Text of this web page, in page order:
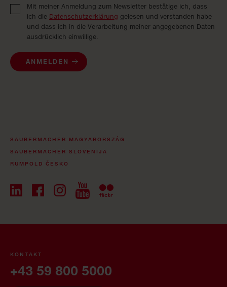
Mit meiner Anmeldung zum Newsletter bestätige ich, dass
ich die Datenschutzerklärung gelesen und verstanden habe
und dass ich in die Verarbeitung meiner angegebenen Daten
ausdrücklich einwillige.
ANMELDEN
SAUBERMACHER MAGYARORSZÁG
SAUBERMACHER SLOVENIJA
RUMPOLD ČESKO
KONTAKT
+43 59 800 5000